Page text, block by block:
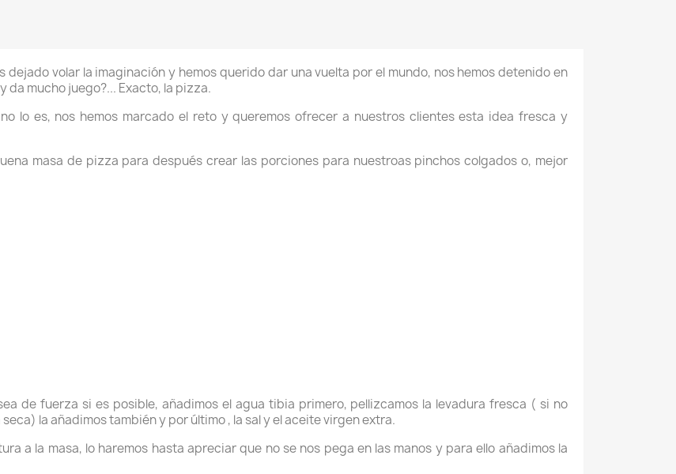
dejado volar la imaginación y hemos querido dar una vuelta por el mundo, nos hemos detenido en
da mucho juego?... Exacto, la pizza.
lo es, nos hemos marcado el reto y queremos ofrecer a nuestros clientes esta idea fresca y
masa de pizza para después crear las porciones para nuestroas pinchos colgados o, mejor
de fuerza si es posible, añadimos el agua tibia primero, pellizcamos la levadura fresca ( si no
la añadimos también y por último , la sal y el aceite virgen extra.
a la masa, lo haremos hasta apreciar que no se nos pega en las manos y para ello añadimos la